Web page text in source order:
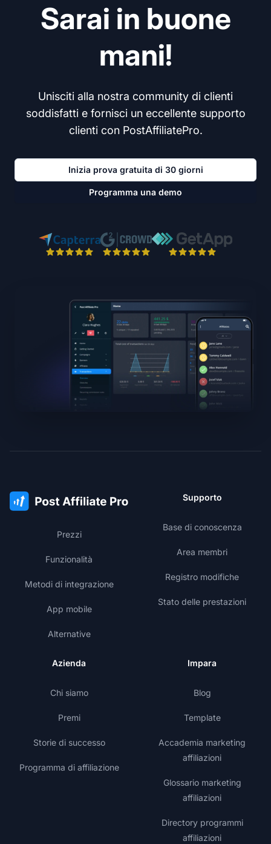
Sarai in buone
mani!
Unisciti alla nostra community di clienti
soddisfatti e fornisci un eccellente supporto
clienti con PostAffiliatePro.
Inizia prova gratuita di 30 giorni
Programma una demo
Prezzi
Funzionalità
Metodi di integrazione
App mobile
Alternative
Supporto
Base di conoscenza
Area membri
Registro modifiche
Stato delle prestazioni
Azienda
Chi siamo
Premi
Storie di successo
Programma di affiliazione
Impara
Blog
Template
Accademia marketing
affiliazioni
Glossario marketing
affiliazioni
Directory programmi
affiliazioni